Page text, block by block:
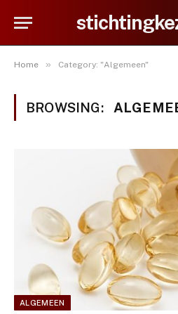
Home » Category: "Algemeen"
BROWSING:
ALGEMEEN